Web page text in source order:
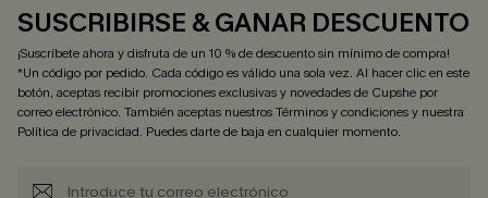
SUSCRIBIRSE & GANAR DESCUENTO
¡Suscríbete ahora y disfruta de un 10 % de descuento sin mínimo de compra!
*Un código por pedido. Cada código es válido una sola vez. Al hacer clic en este
botón, aceptas recibir promociones exclusivas y novedades de Cupshe por
correo electrónico. También aceptas nuestrosTérminos y condicionesy nuestra
Política de privacidad. Puedes darte de baja en cualquier momento.